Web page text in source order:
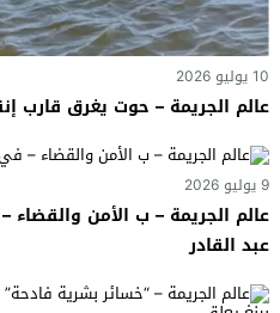
10 يوليو 2026
عالم الجريمة – حوت يغرق قارب
9 يوليو 2026
عالم الجريمة – ب الأمن
عبد القادر